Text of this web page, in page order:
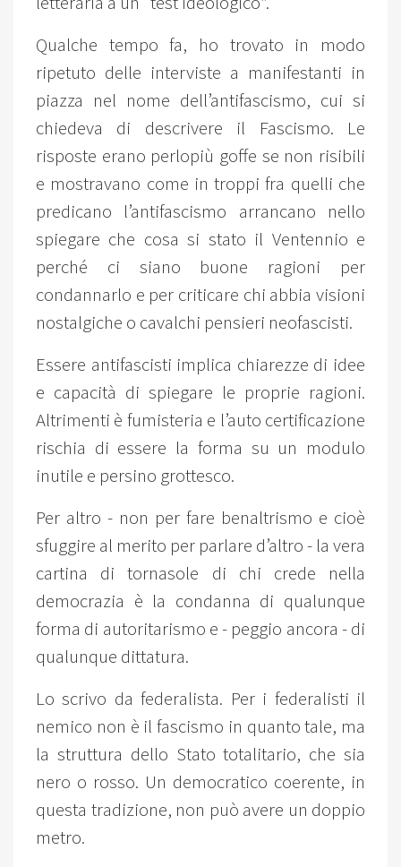
Qualche tempo fa, ho trovato in modo
ripetuto delle interviste a manifestanti in
piazza nel nome dell’antifascismo, cui si
chiedeva di descrivere il Fascismo. Le
risposte erano perlopiù goffe se non risibili
e mostravano come in troppi fra quelli che
predicano l’antifascismo arrancano nello
spiegare che cosa si stato il Ventennio e
perché ci siano buone ragioni per
condannarlo e per criticare chi abbia visioni
nostalgiche o cavalchi pensieri neofascisti.
Essere antifascisti implica chiarezze di idee
e capacità di spiegare le proprie ragioni.
Altrimenti è fumisteria e l’auto certificazione
rischia di essere la forma su un modulo
inutile e persino grottesco.
Per altro - non per fare benaltrismo e cioè
sfuggire al merito per parlare d’altro - la vera
cartina di tornasole di chi crede nella
democrazia è la condanna di qualunque
forma di autoritarismo e - peggio ancora - di
qualunque dittatura.
Lo scrivo da federalista. Per i federalisti il
nemico non è il fascismo in quanto tale, ma
la struttura dello Stato totalitario, che sia
nero o rosso. Un democratico coerente, in
questa tradizione, non può avere un doppio
metro.